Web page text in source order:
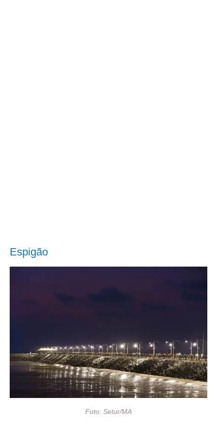
Espigão
Foto: Setur/MA